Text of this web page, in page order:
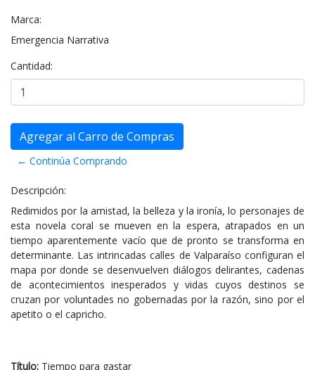
Marca:
Emergencia Narrativa
Cantidad:
← Continúa Comprando
Descripción:
Redimidos por la amistad, la belleza y la ironía, lo personajes de
esta novela coral se mueven en la espera, atrapados en un
tiempo aparentemente vacío que de pronto se transforma en
determinante. Las intrincadas calles de Valparaíso configuran el
mapa por donde se desenvuelven diálogos delirantes, cadenas
de acontecimientos inesperados y vidas cuyos destinos se
cruzan por voluntades no gobernadas por la razón, sino por el
apetito o el capricho.
Título: Tiempo para gastar